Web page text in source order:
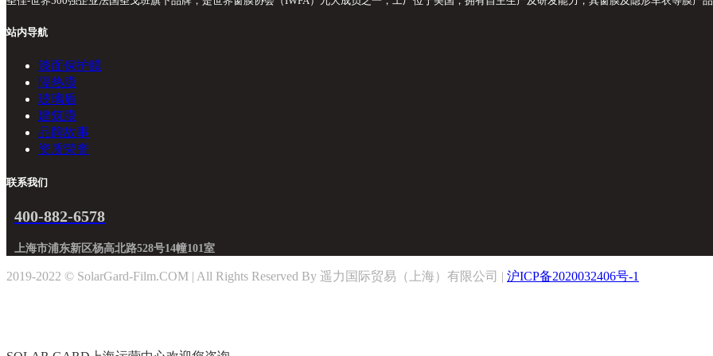
站内导航
漆面保护膜
隔热膜
玻璃盾
建筑膜
品牌故事
资质荣誉
联系我们
400-882-6578
上海市浦东新区杨高北路528号14幢101室
2019-2022 © SolarGard-Film.COM | All Rights Reserved By 遥力国际贸易（上海）有限公司 | 沪ICP备2020032406号-1